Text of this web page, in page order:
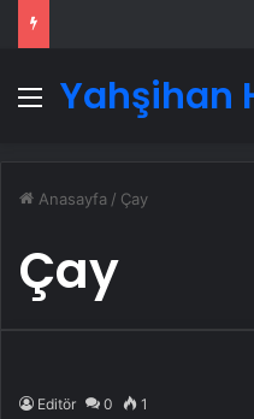
Menü
Yahşihan
Anasayfa / Çay
Çay
Editör 0 1